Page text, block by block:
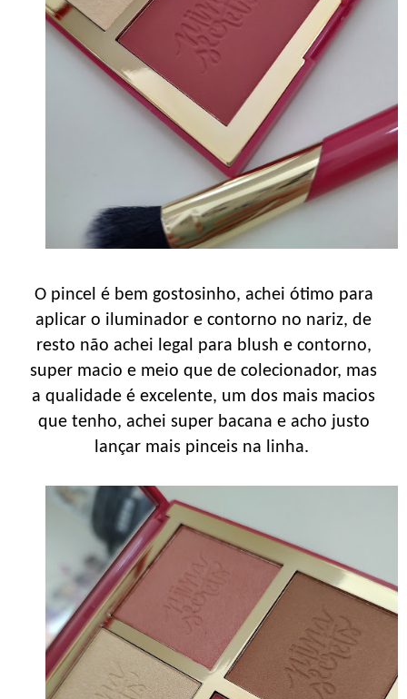
O pincel é bem gostosinho, achei ótimo para
aplicar o iluminador e contorno no nariz, de
resto não achei legal para blush e contorno,
super macio e meio que de colecionador, mas
a qualidade é excelente, um dos mais macios
que tenho, achei super bacana e acho justo
lançar mais pinceis na linha.